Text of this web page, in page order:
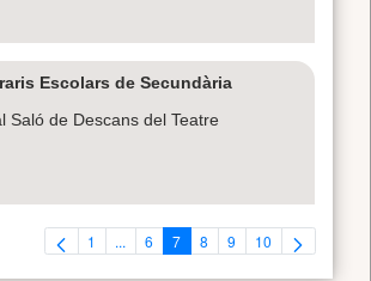
Escolars de Secundària
de Descans del Teatre
Pàgina
1 ...Pàgines intermèdies Utilitzeu TAB per
Pàgina
6 Pàgina
7 Pàgina
8 Pàgina
9 Pàgina
10